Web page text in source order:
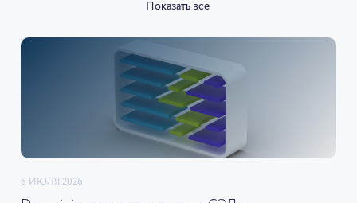
Показать все
6 ИЮЛЯ 2026